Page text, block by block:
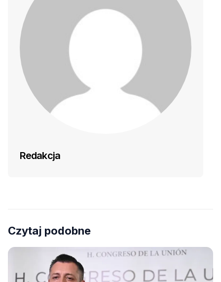
Redakcja
Czytaj podobne